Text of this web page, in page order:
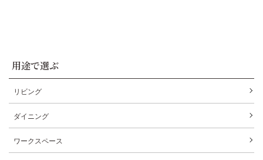
用途で選ぶ
リビング
ダイニング
ワークスペース